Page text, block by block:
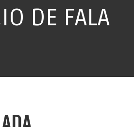
DE FALA